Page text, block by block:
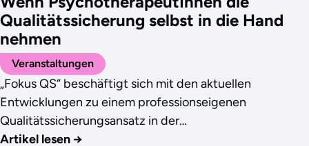
Qualitätssicherung selbst in die Hand
nehmen
Veranstaltungen
„Fokus QS“ beschäftigt sich mit den aktuellen
Entwicklungen zu einem professionseigenen
Qualitätssicherungsansatz in der…
Artikel lesen →